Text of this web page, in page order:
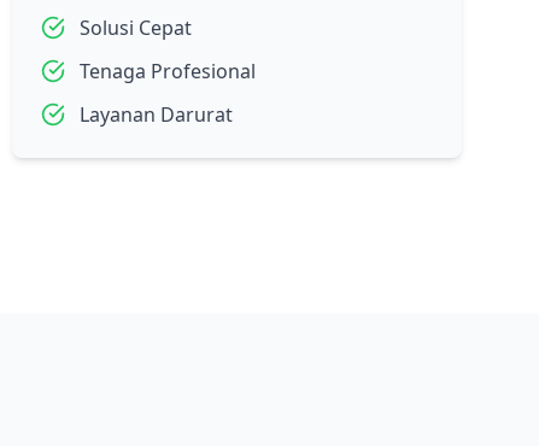
Solusi Cepat
Tenaga Profesional
Layanan Darurat